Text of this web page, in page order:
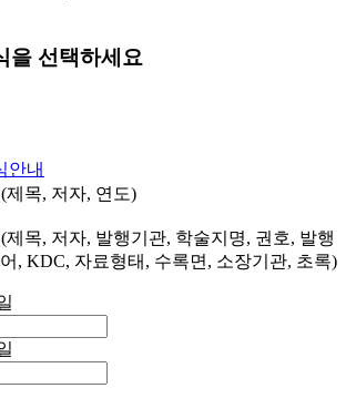
을 선택하세요
안내
제목, 저자, 연도)
제목, 저자, 발행기관, 학술지명, 권호, 발행
, KDC, 자료형태, 수록면, 소장기관, 초록)